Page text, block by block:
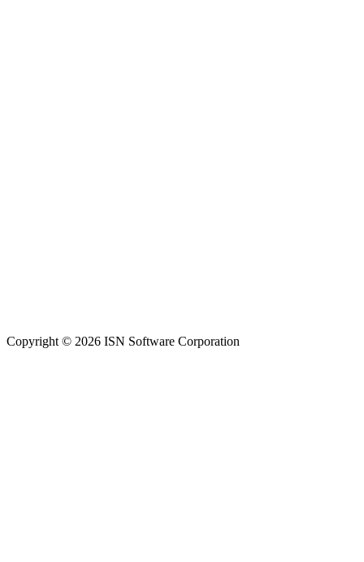
Copyright © 2026 ISN Software Corporation